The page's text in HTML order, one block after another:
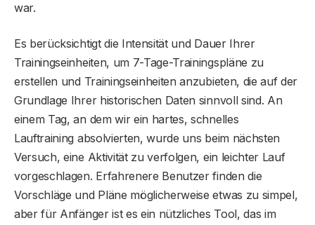
war.
Es berücksichtigt die Intensität und Dauer Ihrer
Trainingseinheiten, um 7-Tage-Trainingspläne zu
erstellen und Trainingseinheiten anzubieten, die auf der
Grundlage Ihrer historischen Daten sinnvoll sind. An
einem Tag, an dem wir ein hartes, schnelles
Lauftraining absolvierten, wurde uns beim nächsten
Versuch, eine Aktivität zu verfolgen, ein leichter Lauf
vorgeschlagen. Erfahrenere Benutzer finden die
Vorschläge und Pläne möglicherweise etwas zu simpel,
aber für Anfänger ist es ein nützliches Tool, das im